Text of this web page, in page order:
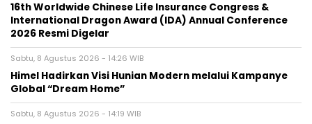
16th Worldwide Chinese Life Insurance Congress &
International Dragon Award (IDA) Annual Conference
2026 Resmi Digelar
Sabtu, 8 Agustus 2026 - 14:26 WIB
Himel Hadirkan Visi Hunian Modern melalui Kampanye
Global “Dream Home”
Sabtu, 8 Agustus 2026 - 14:19 WIB